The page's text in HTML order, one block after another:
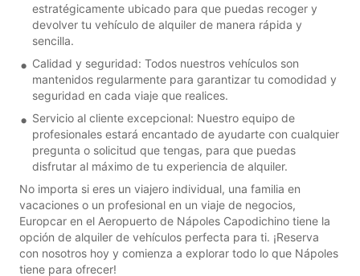
estratégicamente ubicado para que puedas recoger y
devolver tu vehículo de alquiler de manera rápida y
sencilla.
Calidad y seguridad: Todos nuestros vehículos son
mantenidos regularmente para garantizar tu comodidad y
seguridad en cada viaje que realices.
Servicio al cliente excepcional: Nuestro equipo de
profesionales estará encantado de ayudarte con cualquier
pregunta o solicitud que tengas, para que puedas
disfrutar al máximo de tu experiencia de alquiler.
No importa si eres un viajero individual, una familia en
vacaciones o un profesional en un viaje de negocios,
Europcar en el Aeropuerto de Nápoles Capodichino tiene la
opción de alquiler de vehículos perfecta para ti. ¡Reserva
con nosotros hoy y comienza a explorar todo lo que Nápoles
tiene para ofrecer!